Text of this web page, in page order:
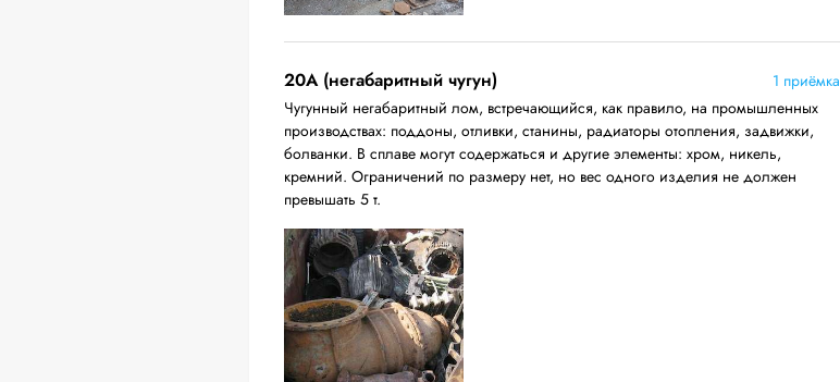
20A (негабаритный чугун)
1 приёмка
Чугунный негабаритный лом, встречающийся, как правило, на промышленных
производствах: поддоны, отливки, станины, радиаторы отопления, задвижки,
болванки. В сплаве могут содержаться и другие элементы: хром, никель,
кремний. Ограничений по размеру нет, но вес одного изделия не должен
превышать 5 т.